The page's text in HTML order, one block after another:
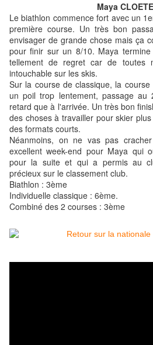
Maya
Le biathlon commence fort avec un
première course. Un très bon
envisager de grande chose mais ça
pour finir sur un 8/10. Maya
tellement de regret car de toutes
intouchable sur les skis.
Sur la course de classique, la
un poil trop lentement, passage
retard que à l'arrivée. Un très bon
des choses à travailler pour skier
des formats courts.
Néanmoins, on ne vas pas
excellent week-end pour Maya qui
pour la suite et qui a permis au
précieux sur le classement club.
Biathlon : 3ème
Individuelle classique : 6ème.
Combiné des 2 courses : 3ème